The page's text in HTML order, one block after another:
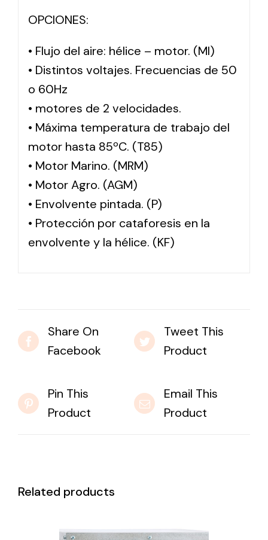
OPCIONES:
• Flujo del aire: hélice – motor. (MI)
• Distintos voltajes. Frecuencias de 50
o 60Hz
• motores de 2 velocidades.
• Máxima temperatura de trabajo del
motor hasta 85ºC. (T85)
• Motor Marino. (MRM)
• Motor Agro. (AGM)
• Envolvente pintada. (P)
• Protección por cataforesis en la
envolvente y la hélice. (KF)
Share On
Facebook
Tweet This
Product
Pin This
Product
Email This
Product
Related products